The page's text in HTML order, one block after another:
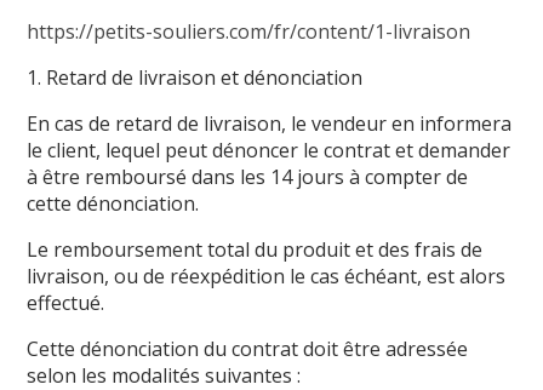
https://petits-souliers.com/fr/content/1-livraison
1. Retard de livraison et dénonciation
En cas de retard de livraison, le vendeur en informera
le client, lequel peut dénoncer le contrat et demander
à être remboursé dans les 14 jours à compter de
cette dénonciation.
Le remboursement total du produit et des frais de
livraison, ou de réexpédition le cas échéant, est alors
effectué.
Cette dénonciation du contrat doit être adressée
selon les modalités suivantes :